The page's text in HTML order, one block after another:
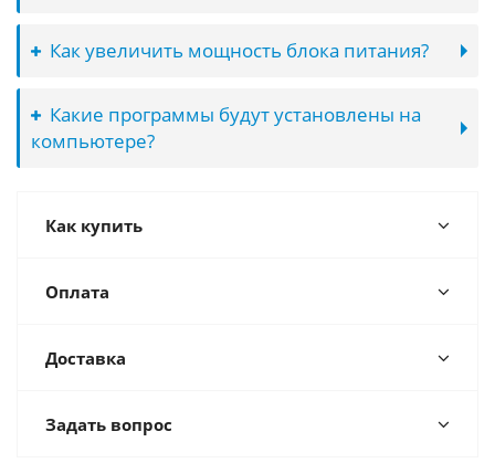
Как увеличить мощность блока питания?
Какие программы будут установлены на
компьютере?
Как купить
Оплата
Доставка
Задать вопрос